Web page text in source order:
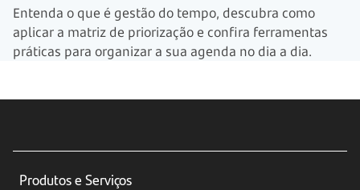
Entenda o que é gestão do tempo, descubra como
aplicar a matriz de priorização e confira ferramentas
práticas para organizar a sua agenda no dia a dia.
Produtos e Serviços